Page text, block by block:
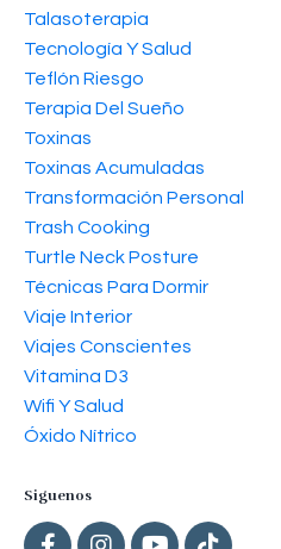
Talasoterapia
Tecnología Y Salud
Teflón Riesgo
Terapia Del Sueño
Toxinas
Toxinas Acumuladas
Transformación Personal
Trash Cooking
Turtle Neck Posture
Técnicas Para Dormir
Viaje Interior
Viajes Conscientes
Vitamina D3
Wifi Y Salud
Óxido Nítrico
Siguenos